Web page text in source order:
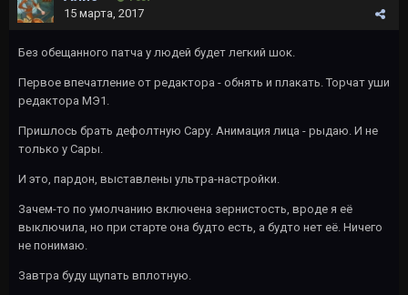
15 марта, 2017
Без обещанного патча у людей будет легкий шок.
Первое впечатление от редактора - обнять и плакать. Торчат уши
редактора МЭ1.
Пришлось брать дефолтную Сару. Анимация лица - рыдаю. И не
только у Сары.
И это, пардон, выставлены ультра-настройки.
Зачем-то по умолчанию включена зернистость, вроде я её
выключила, но при старте она будто есть, а будто нет её. Ничего
не понимаю.
Завтра буду щупать вплотную.